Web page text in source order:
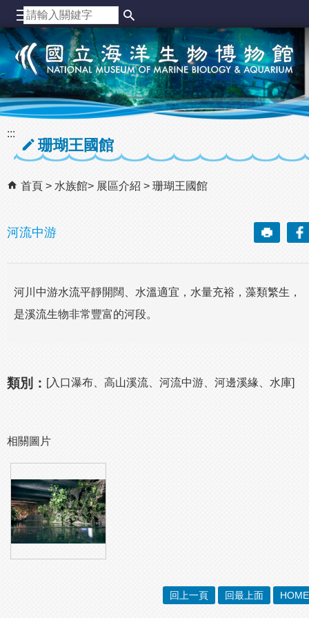
跳到主要內容區塊
:::
珊瑚王國館
首頁 水族館 展區介紹 珊瑚王國館
河流中游
河川中游水流平靜開闊、水溫適宜，水量充裕，藻類繁生，
是溪流生物非常豐富的河段。
類別： [入口瀑布、高山溪流、河流中游、河邊溪緣、水庫]
相關圖片
回上一頁 回最上面 HOME